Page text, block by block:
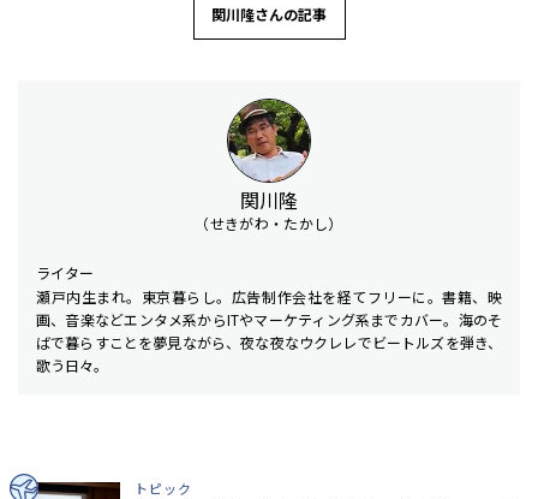
関川隆さんの記事
関川隆
（せきがわ・たかし）
ライター
瀬戸内生まれ。東京暮らし。広告制作会社を経てフリーに。書籍、映
画、音楽などエンタメ系からITやマーケティング系までカバー。海のそ
ばで暮らすことを夢見ながら、夜な夜なウクレレでビートルズを弾き、
歌う日々。
トピック